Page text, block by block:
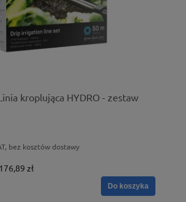
kroplująca HYDRO - zestaw
bez kosztów dostawy
176,89 zł
Do koszyka